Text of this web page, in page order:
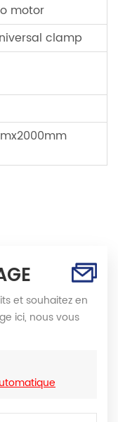
motor
clamp
et souhaitez en
ici, nous vous